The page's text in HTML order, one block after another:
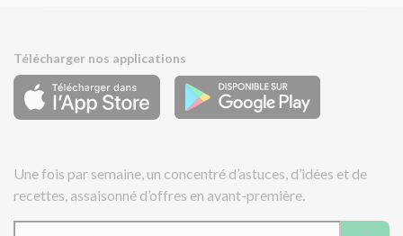
Télécharger nos applications
Une fois par semaine, un concentré d’astuces, d’idées et de
recettes, assaisonné d’offres en avant-première.